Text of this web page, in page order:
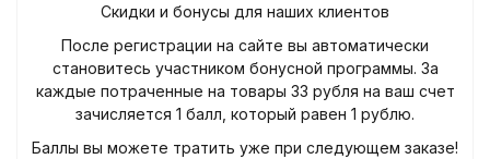
Скидки и бонусы для наших клиентов
После регистрации на сайте вы автоматически
становитесь участником бонусной программы. За
каждые потраченные на товары 33 рубля на ваш счет
зачисляется 1 балл, который равен 1 рублю.
Баллы вы можете тратить уже при следующем заказе!